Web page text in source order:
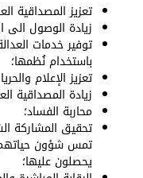
تعزيز المصداقية
زيادة الوصول الى
توفير خدمات
باستخدام نُظمها؛
تعزيز الإعلام
زيادة المصداقية
محاربة الفساد؛
تحقيق المشاركة
تمس شؤون حياتهم
يحصلون عليها؛